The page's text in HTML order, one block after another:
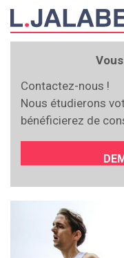
Contactez-nous !
Nous étudierons
bénéficierez de